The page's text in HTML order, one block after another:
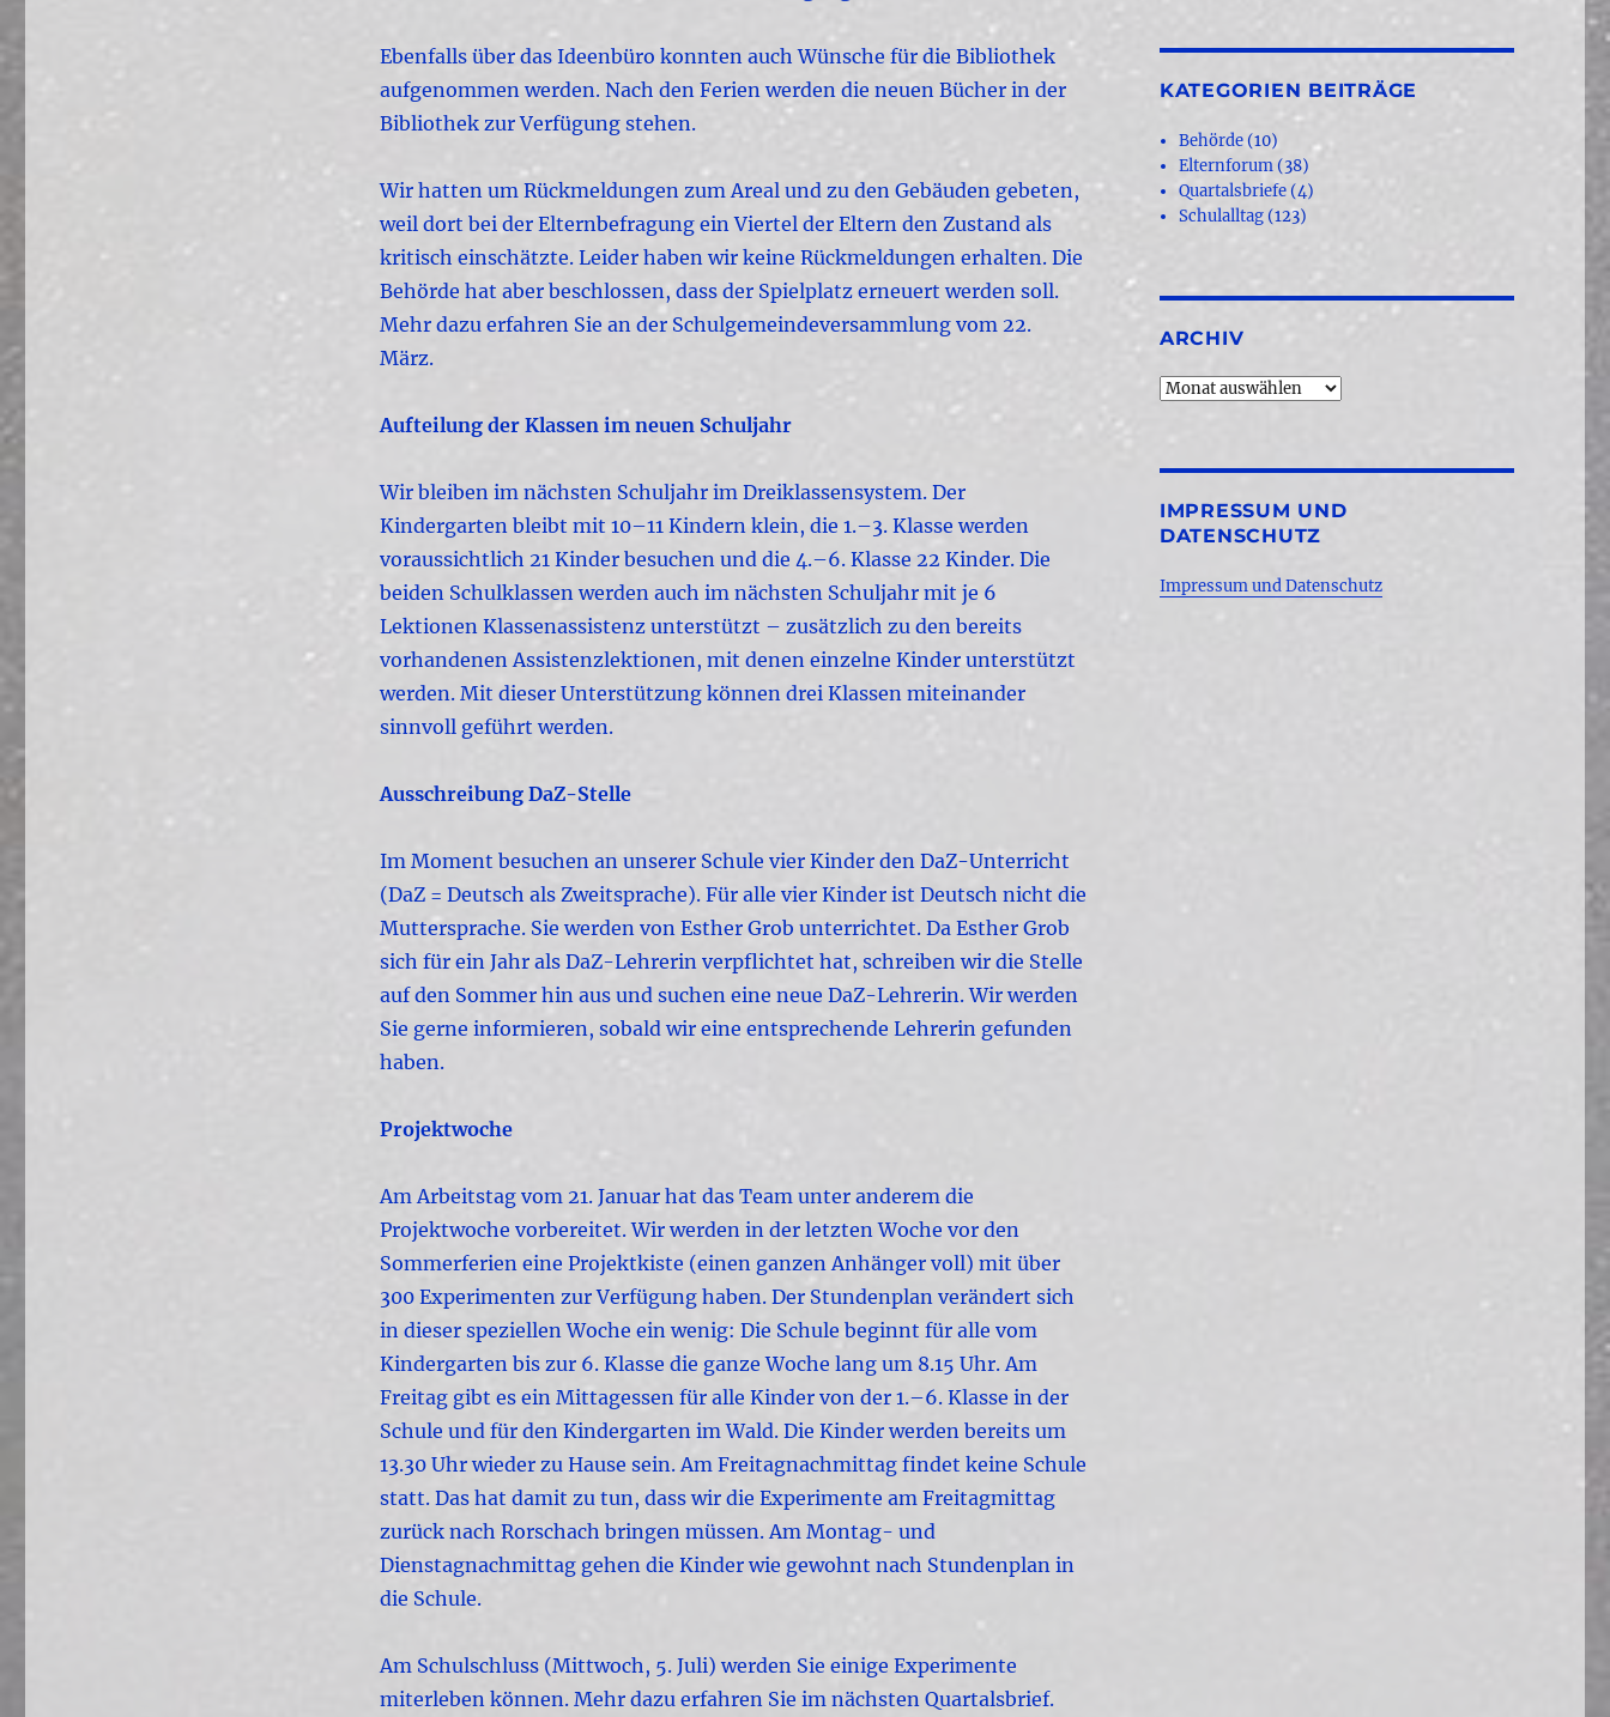
Ebenfalls über das Ideenbüro konnten auch Wünsche für die Bibliothek
aufgenommen werden. Nach den Ferien werden die neuen Bücher in der
Bibliothek zur Verfügung stehen.
Wir hatten um Rückmeldungen zum Areal und zu den Gebäuden gebeten,
weil dort bei der Elternbefragung ein Viertel der Eltern den Zustand als
kritisch einschätzte. Leider haben wir keine Rückmeldungen erhalten. Die
Behörde hat aber beschlossen, dass der Spielplatz erneuert werden soll.
Mehr dazu erfahren Sie an der Schulgemeindeversammlung vom 22.
März.
Aufteilung der Klassen im neuen Schuljahr
Wir bleiben im nächsten Schuljahr im Dreiklassensystem. Der
Kindergarten bleibt mit 10–11 Kindern klein, die 1.–3. Klasse werden
voraussichtlich 21 Kinder besuchen und die 4.–6. Klasse 22 Kinder. Die
beiden Schulklassen werden auch im nächsten Schuljahr mit je 6
Lektionen Klassenassistenz unterstützt – zusätzlich zu den bereits
vorhandenen Assistenzlektionen, mit denen einzelne Kinder unterstützt
werden. Mit dieser Unterstützung können drei Klassen miteinander
sinnvoll geführt werden.
Ausschreibung DaZ-Stelle
Im Moment besuchen an unserer Schule vier Kinder den DaZ-Unterricht
(DaZ = Deutsch als Zweitsprache). Für alle vier Kinder ist Deutsch nicht die
Muttersprache. Sie werden von Esther Grob unterrichtet. Da Esther Grob
sich für ein Jahr als DaZ-Lehrerin verpflichtet hat, schreiben wir die Stelle
auf den Sommer hin aus und suchen eine neue DaZ-Lehrerin. Wir werden
Sie gerne informieren, sobald wir eine entsprechende Lehrerin gefunden
haben.
Projektwoche
Am Arbeitstag vom 21. Januar hat das Team unter anderem die
Projektwoche vorbereitet. Wir werden in der letzten Woche vor den
Sommerferien eine Projektkiste (einen ganzen Anhänger voll) mit über
300 Experimenten zur Verfügung haben. Der Stundenplan verändert sich
in dieser speziellen Woche ein wenig: Die Schule beginnt für alle vom
Kindergarten bis zur 6. Klasse die ganze Woche lang um 8.15 Uhr. Am
Freitag gibt es ein Mittagessen für alle Kinder von der 1.–6. Klasse in der
Schule und für den Kindergarten im Wald. Die Kinder werden bereits um
13.30 Uhr wieder zu Hause sein. Am Freitagnachmittag findet keine Schule
statt. Das hat damit zu tun, dass wir die Experimente am Freitagmittag
zurück nach Rorschach bringen müssen. Am Montag- und
Dienstagnachmittag gehen die Kinder wie gewohnt nach Stundenplan in
die Schule.
Am Schulschluss (Mittwoch, 5. Juli) werden Sie einige Experimente
miterleben können. Mehr dazu erfahren Sie im nächsten Quartalsbrief.
KATEGORIEN BEITRÄGE
Behörde(10)
Elternforum(38)
Quartalsbriefe(4)
Schulalltag (123)
ARCHIV
Archiv
IMPRESSUM UND
DATENSCHUTZ
Impressum und Datenschutz